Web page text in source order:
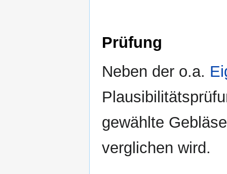
Prüfung
Neben der o.a.
gewählte
verglichen wird.